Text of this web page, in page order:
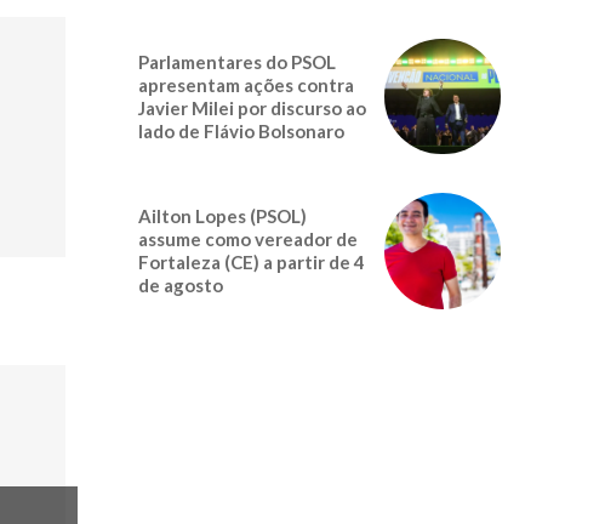
Parlamentares do PSOL
apresentam ações contra
Javier Milei por discurso ao
lado de Flávio Bolsonaro
Ailton Lopes (PSOL)
assume como vereador de
Fortaleza (CE) a partir de 4
de agosto